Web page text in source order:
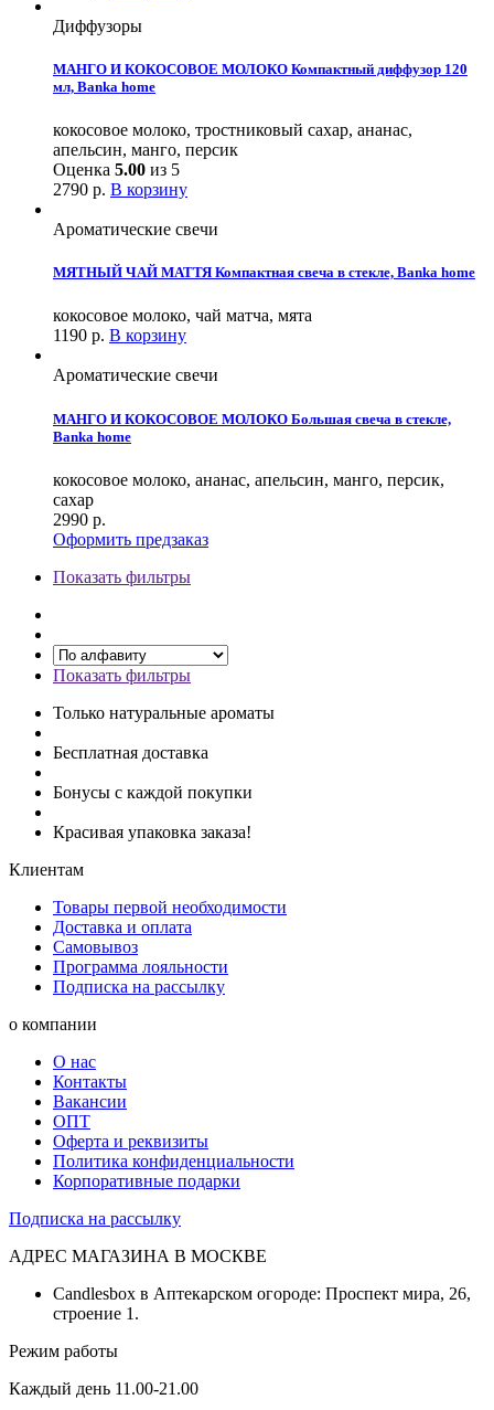
Диффузоры
МАНГО И КОКОСОВОЕ МОЛОКО Компактный диффузор 120
мл, Banka home
кокосовое молоко, тростниковый сахар, ананас,
апельсин, манго, персик
Оценка 5.00 из 5
2790 р. В корзину
Ароматические свечи
МЯТНЫЙ ЧАЙ МАТТЯ Компактная свеча в стекле, Banka home
кокосовое молоко, чай матча, мята
1190 р. В корзину
Ароматические свечи
МАНГО И КОКОСОВОЕ МОЛОКО Большая свеча в стекле,
Banka home
кокосовое молоко, ананас, апельсин, манго, персик,
сахар
2990 р.
Оформить предзаказ
Показать фильтры
Показать фильтры
Только натуральные ароматы
Бесплатная доставка
Бонусы с каждой покупки
Красивая упаковка заказа!
Клиентам
Товары первой необходимости
Доставка и оплата
Самовывоз
Программа лояльности
Подписка на рассылку
о компании
О нас
Контакты
Вакансии
ОПТ
Оферта и реквизиты
Политика конфиденциальности
Корпоративные подарки
Подписка на рассылку
АДРЕС МАГАЗИНА В МОСКВЕ
Candlesbox в Аптекарском огороде: Проспект мира, 26,
строение 1.
Режим работы
Каждый день 11.00-21.00